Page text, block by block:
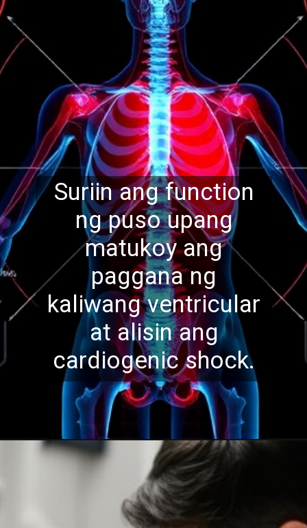
Suriin ang function
ng puso upang
matukoy ang
paggana ng
kaliwang ventricular
at alisin ang
cardiogenic shock.